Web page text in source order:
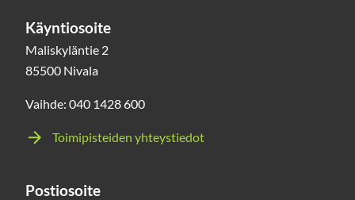
Käyntiosoite
Maliskyläntie 2
85500 Nivala
Vaihde: 040 1428 600
Toimipisteiden yhteystiedot
Postiosoite